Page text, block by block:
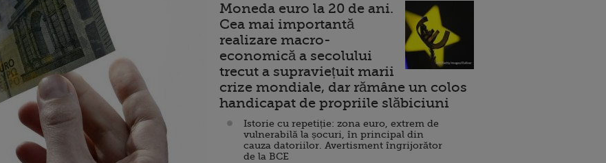
Moneda euro la 20 de ani.
Cea mai importantă
realizare macro-
economică a secolului
trecut a supraviețuit marii
crize mondiale, dar rămâne un colos
handicapat de propriile slăbiciuni
Istorie cu repetiție: zona euro, extrem de
vulnerabilă la șocuri, în principal din
cauza datoriilor. Avertisment îngrijorător
de la BCE